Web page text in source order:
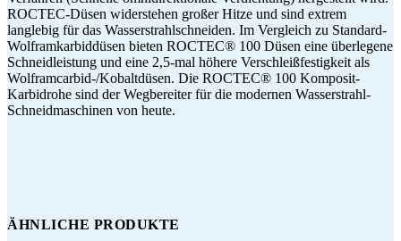
ROCTEC-Düsen widerstehen großer Hitze und sind extrem
langlebig für das Wasserstrahlschneiden. Im Vergleich zu Standard-
Wolframkarbiddüsen bieten ROCTEC® 100 Düsen eine überlegene
Schneidleistung und eine 2,5-mal höhere Verschleißfestigkeit als
Wolframcarbid-/Kobaltdüsen. Die ROCTEC® 100 Komposit-
Karbidrohe sind der Wegbereiter für die modernen Wasserstrahl-
Schneidmaschinen von heute.
ÄHNLICHE PRODUKTE